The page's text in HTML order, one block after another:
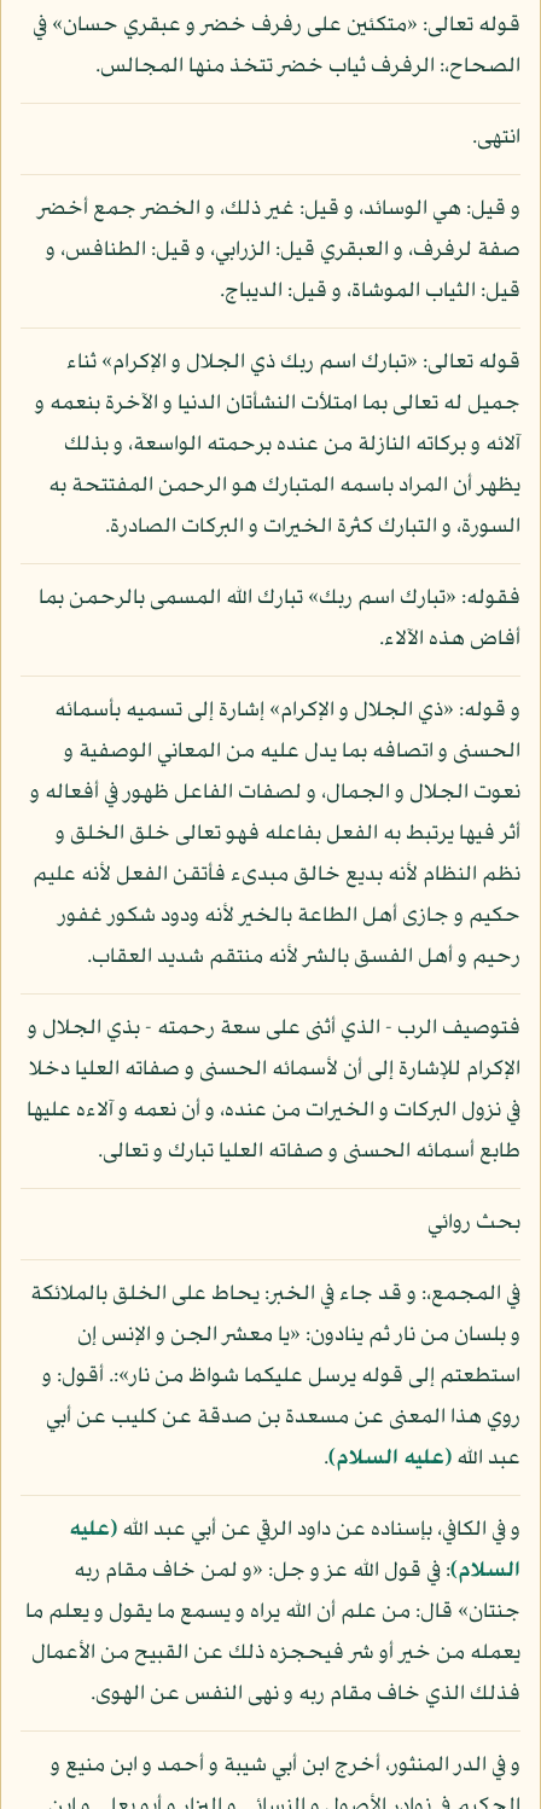
قوله تعالى: «متكئين على رفرف خضر و عبقري حسان» في
الصحاح،: الرفرف ثياب خضر تتخذ منها المجالس.
انتهى.
و قيل: هي الوسائد، و قيل: غير ذلك، و الخضر جمع أخضر
صفة لرفرف، و العبقري قيل: الزرابي، و قيل: الطنافس، و
قيل: الثياب الموشاة، و قيل: الديباج.
قوله تعالى: «تبارك اسم ربك ذي الجلال و الإكرام» ثناء
جميل له تعالى بما امتلأت النشأتان الدنيا و الآخرة بنعمه و
آلائه و بركاته النازلة من عنده برحمته الواسعة، و بذلك
يظهر أن المراد باسمه المتبارك هو الرحمن المفتتحة به
السورة، و التبارك كثرة الخيرات و البركات الصادرة.
فقوله: «تبارك اسم ربك» تبارك الله المسمى بالرحمن بما
أفاض هذه الآلاء.
و قوله: «ذي الجلال و الإكرام» إشارة إلى تسميه بأسمائه
الحسنى و اتصافه بما يدل عليه من المعاني الوصفية و
نعوت الجلال و الجمال، و لصفات الفاعل ظهور في أفعاله و
أثر فيها يرتبط به الفعل بفاعله فهو تعالى خلق الخلق و
نظم النظام لأنه بديع خالق مبدىء فأتقن الفعل لأنه عليم
حكيم و جازى أهل الطاعة بالخير لأنه ودود شكور غفور
رحيم و أهل الفسق بالشر لأنه منتقم شديد العقاب.
فتوصيف الرب - الذي أثنى على سعة رحمته - بذي الجلال و
الإكرام للإشارة إلى أن لأسمائه الحسنى و صفاته العليا دخلا
في نزول البركات و الخيرات من عنده، و أن نعمه و آلاءه عليها
طابع أسمائه الحسنى و صفاته العليا تبارك و تعالى.
بحث روائي
في المجمع،: و قد جاء في الخبر: يحاط على الخلق بالملائكة
و بلسان من نار ثم ينادون: «يا معشر الجن و الإنس إن
استطعتم إلى قوله يرسل عليكما شواظ من نار»:. أقول: و
روي هذا المعنى عن مسعدة بن صدقة عن كليب عن أبي
عبد الله(عليه السلام).
و في الكافي، بإسناده عن داود الرقي عن أبي عبد الله(عليه
السلام): في قول الله عز و جل: «و لمن خاف مقام ربه
جنتان» قال: من علم أن الله يراه و يسمع ما يقول و يعلم ما
يعمله من خير أو شر فيحجزه ذلك عن القبيح من الأعمال
فذلك الذي خاف مقام ربه و نهى النفس عن الهوى.
و في الدر المنثور، أخرج ابن أبي شيبة و أحمد و ابن منيع و